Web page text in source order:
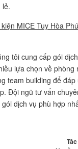
lẻ.
MICE Tuy Hòa
tôi cung cấp gói
lựa chọn về phòng
team building để
Đội ngũ tư vấn
dịch vụ phù hợp